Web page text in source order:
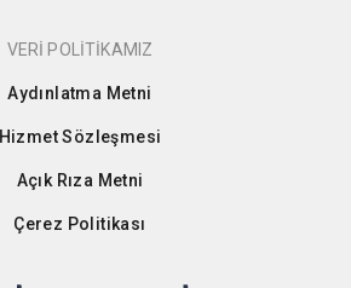
VERİ POLİTİKAMIZ
Aydınlatma Metni
Hizmet Sözleşmesi
Açık Rıza Metni
Çerez Politikası